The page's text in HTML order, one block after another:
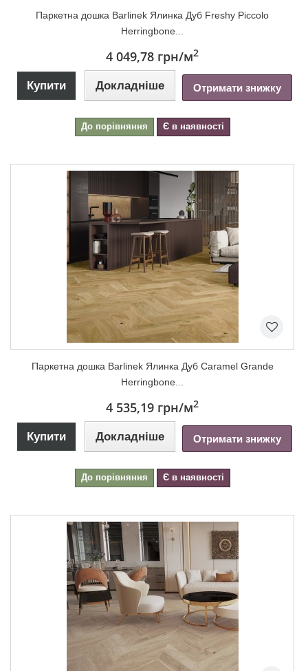
Паркетна дошка Barlinek Ялинка Дуб Freshy Piccolo
Herringbone...
4 049,78 грн/м2
Купити Докладніше Отримати знижку
До порівняння Є в наявності
Паркетна дошка Barlinek Ялинка Дуб Caramel Grande
Herringbone...
4 535,19 грн/м2
Купити Докладніше Отримати знижку
До порівняння Є в наявності